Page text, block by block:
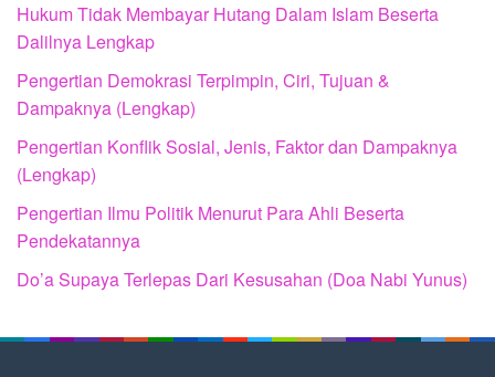
Hukum Tidak Membayar Hutang Dalam Islam Beserta
Dalilnya Lengkap
Pengertian Demokrasi Terpimpin, Ciri, Tujuan &
Dampaknya (Lengkap)
Pengertian Konflik Sosial, Jenis, Faktor dan Dampaknya
(Lengkap)
Pengertian Ilmu Politik Menurut Para Ahli Beserta
Pendekatannya
Do’a Supaya Terlepas Dari Kesusahan (Doa Nabi Yunus)